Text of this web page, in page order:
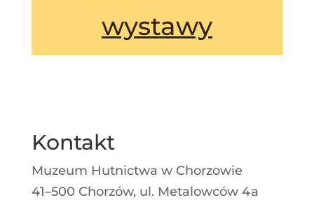
wystawy
Kontakt
Muzeum Hutnictwa w Chorzowie
41–500 Chorzów, ul. Metalowców 4a